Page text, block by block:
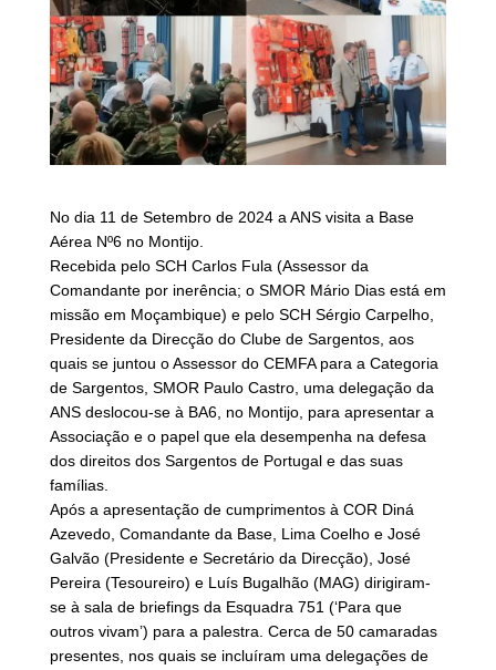
No dia 11 de Setembro de 2024 a ANS visita a Base
Aérea Nº6 no Montijo.
Recebida pelo SCH Carlos Fula (Assessor da
Comandante por inerência; o SMOR Mário Dias está em
missão em Moçambique) e pelo SCH Sérgio Carpelho,
Presidente da Direcção do Clube de Sargentos, aos
quais se juntou o Assessor do CEMFA para a Categoria
de Sargentos, SMOR Paulo Castro, uma delegação da
ANS deslocou-se à BA6, no Montijo, para apresentar a
Associação e o papel que ela desempenha na defesa
dos direitos dos Sargentos de Portugal e das suas
famílias.
Após a apresentação de cumprimentos à COR Diná
Azevedo, Comandante da Base, Lima Coelho e José
Galvão (Presidente e Secretário da Direcção), José
Pereira (Tesoureiro) e Luís Bugalhão (MAG) dirigiram-
se à sala de briefings da Esquadra 751 (‘Para que
outros vivam’) para a palestra. Cerca de 50 camaradas
presentes, nos quais se incluíram uma delegações de